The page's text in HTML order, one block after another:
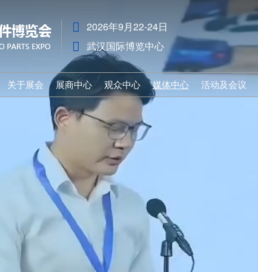
2026年9月22-24日
武汉国际博览中心
关于展会
展会介绍
组织机构
展会亮点
展会日程
展品范围
上届回顾
名企推荐
展商中心
参展申请
前往展馆
战略合作伙伴
展商提示
展品范围
参展费用
下载中心
观众中心
观众登记
推荐展商
为何参观
参观日程
参观指南
媒体中心
活动及会议